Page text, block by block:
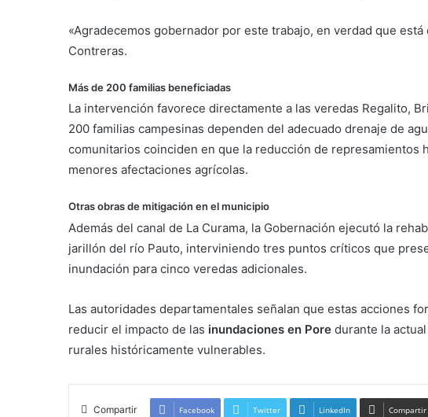
«Agradecemos gobernador por este trabajo, en verdad que
Contreras.
Más de 200 familias beneficiadas
La intervención favorece directamente a las veredas Regalito,
200 familias campesinas dependen del adecuado drenaje de
comunitarios coinciden en que la reducción de represamientos
menores afectaciones agrícolas.
Otras obras de mitigación en el municipio
Además del canal de La Curama, la Gobernación ejecutó la
jarillón del río Pauto, interviniendo tres puntos críticos que
inundación para cinco veredas adicionales.
Las autoridades departamentales señalan que estas acciones
reducir el impacto de las inundaciones en Pore durante la
rurales históricamente vulnerables.
Compartir Facebook Twitter LinkedIn